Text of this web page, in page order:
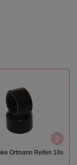
Ortmann Reifen 18s